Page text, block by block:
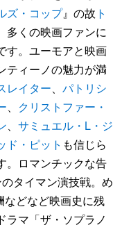
ズ・コップ』の故 ト
多くの映画ファンに
す。ユーモアと映画
ティーノの魅力が満
レイター、 パトリシ
、 クリストファー・
、 サミュエル・L・ジ
ド・ピット も信じら
。ロマンチックな告
タイマン演技戦。め
どなど映画史に残
マ「ザ・ソプラノ